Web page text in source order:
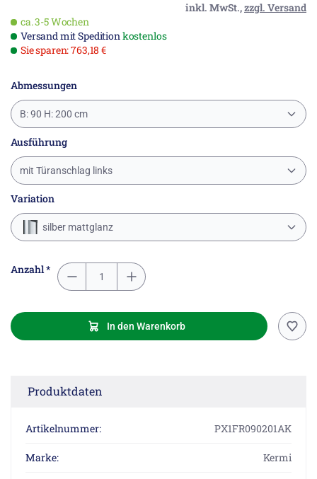
inkl. MwSt.,zzgl. Versand
ca. 3-5 Wochen
Versand mit Speditionkostenlos
Sie sparen: 763,18 €
Abmessungen
B: 90 H: 200 cm
Ausführung
mit Türanschlag links
Variation
silber mattglanz
Anzahl *
In den Warenkorb
Produktdaten
Artikelnummer: PX1FR090201AK
Marke: Kermi